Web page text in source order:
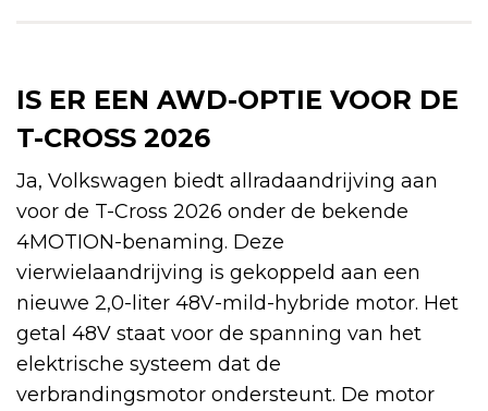
IS ER EEN AWD-OPTIE VOOR DE
T-CROSS 2026
Ja, Volkswagen biedt allradaandrijving aan
voor de T-Cross 2026 onder de bekende
4MOTION-benaming. Deze
vierwielaandrijving is gekoppeld aan een
nieuwe 2,0-liter 48V-mild-hybride motor. Het
getal 48V staat voor de spanning van het
elektrische systeem dat de
verbrandingsmotor ondersteunt. De motor